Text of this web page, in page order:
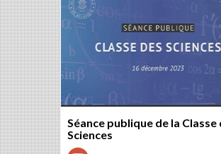
Séance publique de la Classe
Sciences